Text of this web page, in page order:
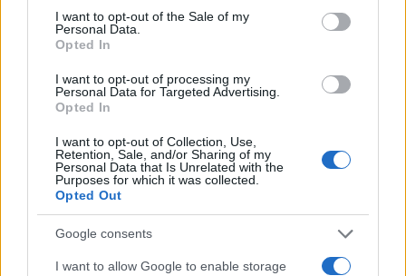
consent section.
I want to opt-out of the Sale of my
Personal Data.
Opted In
I want to opt-out of processing my
Personal Data for Targeted Advertising.
Opted In
I want to opt-out of Collection, Use,
Retention, Sale, and/or Sharing of my
Personal Data that Is Unrelated with the
Purposes for which it was collected.
Opted Out
Google consents
I want to allow Google to enable storage
Γιατί θα πετάξουν πολεμικά αεροσκάφη πάνω
από την Αθήνα την Τετάρτη
Οι κάτοικοι της Αττικής θα δουν σχηματισμούς αεροσκαφών να
πραγματοποιούν διελεύσεις, στο πλαίσιο προγραμματισμένης
στρατιωτικής δραστηριότητας.
07.07.2026 18:41